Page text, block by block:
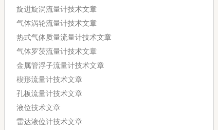
旋进旋涡流量计技术文章
气体涡轮流量计技术文章
热式气体质量流量计技术文章
气体罗茨流量计技术文章
金属管浮子流量计技术文章
楔形流量计技术文章
孔板流量计技术文章
液位技术文章
雷达液位计技术文章